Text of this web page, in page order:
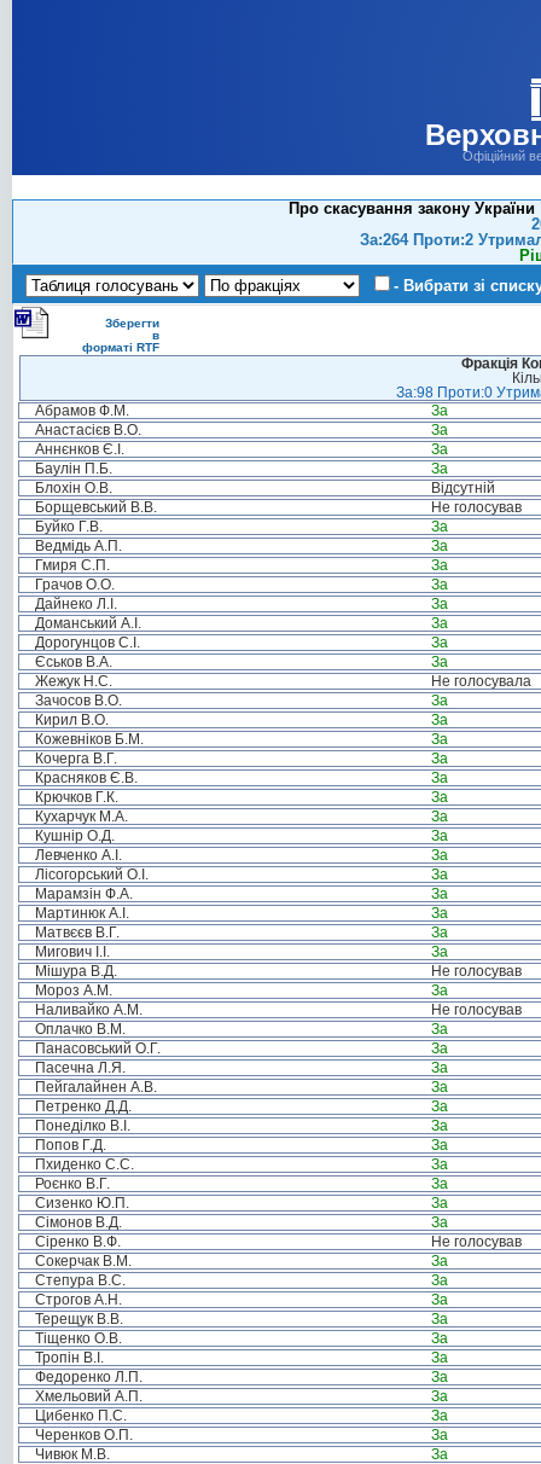
Офіційний
Про скасування закону
За:264 Проти:2
- Вибрати зі
Зберегти
в
форматі RTF
Фракція
За:98 Проти:0
Абрамов Ф.М.
За
Анастасієв В.О.
За
Аннєнков Є.І.
За
Баулін П.Б.
За
Блохін О.В.
Відсутній
Борщевський В.В.
Не голосував
Буйко Г.В.
За
Ведмідь А.П.
За
Гмиря С.П.
За
Грачов О.О.
За
Дайнеко Л.І.
За
Доманський А.І.
За
Дорогунцов С.І.
За
Єськов В.А.
За
Жежук Н.С.
Не голосувала
Зачосов В.О.
За
Кирил В.О.
За
Кожевніков Б.М.
За
Кочерга В.Г.
За
Красняков Є.В.
За
Крючков Г.К.
За
Кухарчук М.А.
За
Кушнір О.Д.
За
Левченко А.І.
За
Лісогорський О.І.
За
Марамзін Ф.А.
За
Мартинюк А.І.
За
Матвєєв В.Г.
За
Мигович І.І.
За
Мішура В.Д.
Не голосував
Мороз А.М.
За
Наливайко А.М.
Не голосував
Оплачко В.М.
За
Панасовський О.Г.
За
Пасечна Л.Я.
За
Пейгалайнен А.В.
За
Петренко Д.Д.
За
Понеділко В.І.
За
Попов Г.Д.
За
Пхиденко С.С.
За
Роєнко В.Г.
За
Сизенко Ю.П.
За
Сімонов В.Д.
За
Сіренко В.Ф.
Не голосував
Сокерчак В.М.
За
Степура В.С.
За
Строгов А.Н.
За
Терещук В.В.
За
Тіщенко О.В.
За
Тропін В.І.
За
Федоренко Л.П.
За
Хмельовий А.П.
За
Цибенко П.С.
За
Черенков О.П.
За
Чивюк М.В.
За